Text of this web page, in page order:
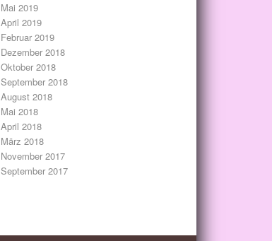
Mai 2019
April 2019
Februar 2019
Dezember 2018
Oktober 2018
September 2018
August 2018
Mai 2018
April 2018
März 2018
November 2017
September 2017